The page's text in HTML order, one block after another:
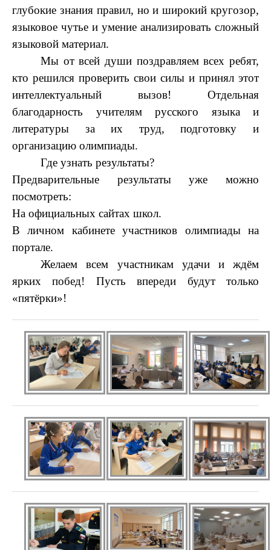
глубокие знания правил, но и широкий кругозор,
языковое чутье и умение анализировать сложный
языковой материал.
Мы от всей души поздравляем всех ребят,
кто решился проверить свои силы и принял этот
интеллектуальный вызов! Отдельная
благодарность учителям русского языка и
литературы за их труд, подготовку и
организацию олимпиады.
Где узнать результаты?
Предварительные результаты уже можно
посмотреть:
На официальных сайтах школ.
В личном кабинете участников олимпиады на
портале.
Желаем всем участникам удачи и ждём
ярких побед! Пусть впереди будут только
«пятёрки»!